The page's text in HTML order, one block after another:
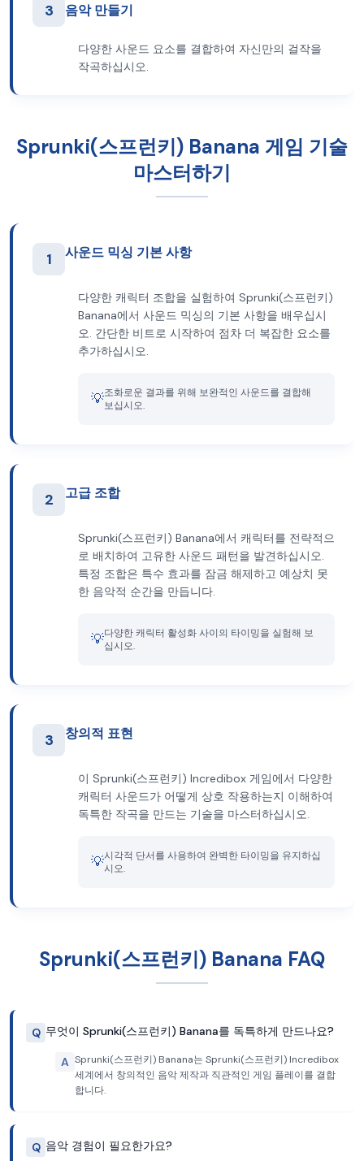
3 음악 만들기
다양한 사운드 요소를 결합하여 자신만의 걸작을
작곡하십시오.
Sprunki(스프런키) Banana 게임 기술
마스터하기
1 사운드 믹싱 기본 사항
다양한 캐릭터 조합을 실험하여 Sprunki(스프런키)
Banana에서 사운드 믹싱의 기본 사항을 배우십시
오. 간단한 비트로 시작하여 점차 더 복잡한 요소를
추가하십시오.
💡조화로운 결과를 위해 보완적인 사운드를 결합해
보십시오.
2 고급 조합
Sprunki(스프런키) Banana에서 캐릭터를 전략적으
로 배치하여 고유한 사운드 패턴을 발견하십시오.
특정 조합은 특수 효과를 잠금 해제하고 예상치 못
한 음악적 순간을 만듭니다.
💡다양한 캐릭터 활성화 사이의 타이밍을 실험해 보
십시오.
3 창의적 표현
이 Sprunki(스프런키) Incredibox 게임에서 다양한
캐릭터 사운드가 어떻게 상호 작용하는지 이해하여
독특한 작곡을 만드는 기술을 마스터하십시오.
💡시각적 단서를 사용하여 완벽한 타이밍을 유지하십
시오.
Sprunki(스프런키) Banana FAQ
Q 무엇이 Sprunki(스프런키) Banana를 독특하게 만드나요?
A Sprunki(스프런키) Banana는 Sprunki(스프런키) Incredibox
세계에서 창의적인 음악 제작과 직관적인 게임 플레이를 결합
합니다.
Q 음악 경험이 필요한가요?